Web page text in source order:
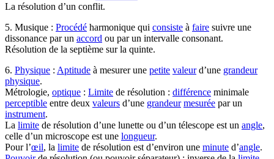
La résolution d’un conflit.
5. Musique : Procédé harmonique qui consiste à faire suivre une
dissonance par un accord ou par un intervalle consonant.
Résolution de la septième sur la quinte.
6. Physique : Aptitude à mesurer une petite valeurd’une grandeur
physique.
Métrologie, optique : Limite de résolution : différence minimale
perceptible entre deux valeurs d’une grandeur mesurée par un
instrument.
La limite de résolution d’une lunette ou d’un télescope est un angle,
celle d’un microscope est une longueur.
Pour l’œil, la limite de résolution est d’environ une minute d’angle.